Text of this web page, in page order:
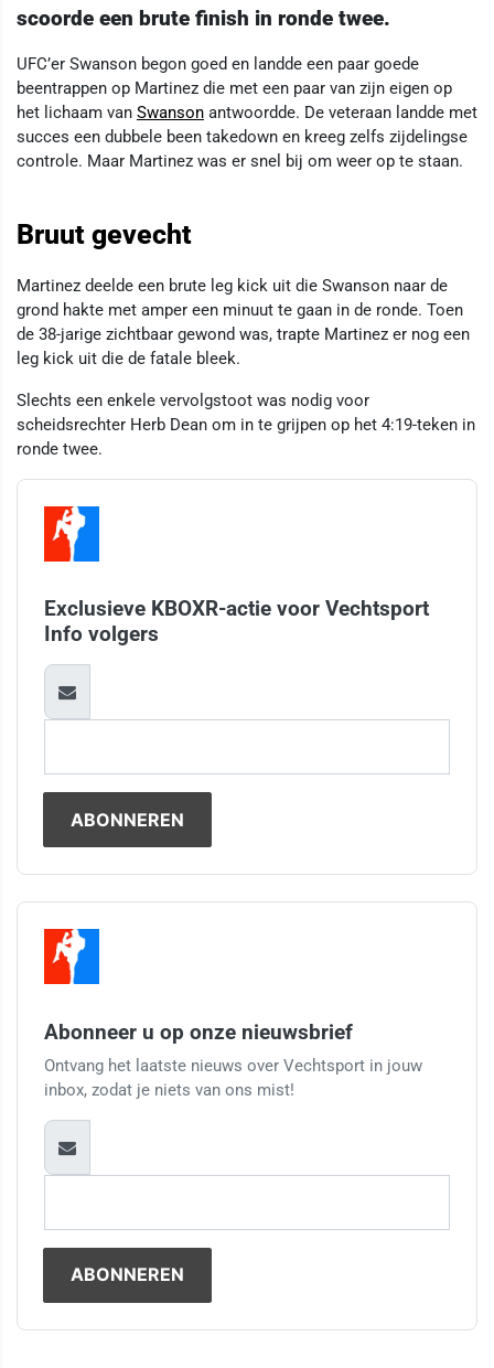
scoorde een brute finish in ronde twee.
UFC’er Swanson begon goed en landde een paar goede
beentrappen op Martinez die met een paar van zijn eigen op
het lichaam van Swanson antwoordde. De veteraan landde met
succes een dubbele been takedown en kreeg zelfs zijdelingse
controle. Maar Martinez was er snel bij om weer op te staan.
Bruut gevecht
Martinez deelde een brute leg kick uit die Swanson naar de
grond hakte met amper een minuut te gaan in de ronde. Toen
de 38-jarige zichtbaar gewond was, trapte Martinez er nog een
leg kick uit die de fatale bleek.
Slechts een enkele vervolgstoot was nodig voor
scheidsrechter Herb Dean om in te grijpen op het 4:19-teken in
ronde twee.
Exclusieve KBOXR-actie voor Vechtsport
Info volgers
Abonneer u op onze nieuwsbrief
Ontvang het laatste nieuws over Vechtsport in jouw
inbox, zodat je niets van ons mist!